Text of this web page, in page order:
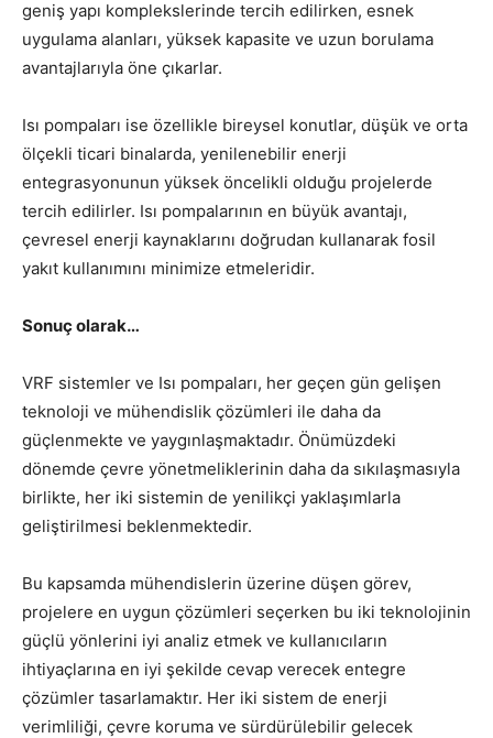
geniş yapı komplekslerinde tercih edilirken, esnek
uygulama alanları, yüksek kapasite ve uzun borulama
avantajlarıyla öne çıkarlar.
Isı pompaları ise özellikle bireysel konutlar, düşük ve orta
ölçekli ticari binalarda, yenilenebilir enerji
entegrasyonunun yüksek öncelikli olduğu projelerde
tercih edilirler. Isı pompalarının en büyük avantajı,
çevresel enerji kaynaklarını doğrudan kullanarak fosil
yakıt kullanımını minimize etmeleridir.
Sonuç olarak…
VRF sistemler ve Isı pompaları, her geçen gün gelişen
teknoloji ve mühendislik çözümleri ile daha da
güçlenmekte ve yaygınlaşmaktadır. Önümüzdeki
dönemde çevre yönetmeliklerinin daha da sıkılaşmasıyla
birlikte, her iki sistemin de yenilikçi yaklaşımlarla
geliştirilmesi beklenmektedir.
Bu kapsamda mühendislerin üzerine düşen görev,
projelere en uygun çözümleri seçerken bu iki teknolojinin
güçlü yönlerini iyi analiz etmek ve kullanıcıların
ihtiyaçlarına en iyi şekilde cevap verecek entegre
çözümler tasarlamaktır. Her iki sistem de enerji
verimliliği, çevre koruma ve sürdürülebilir gelecek